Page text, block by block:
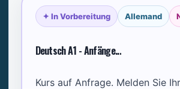
✦ In Vorbereitung Allemand
Deutsch A1 - Anfänge...
Kurs auf Anfrage. Melden Sie